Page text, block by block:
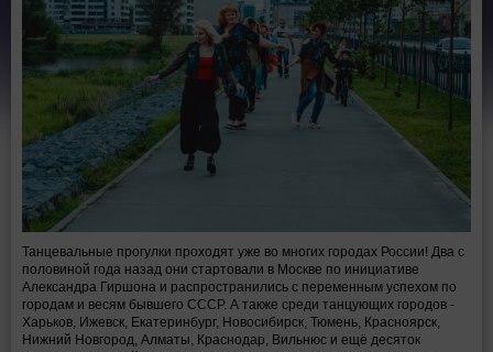
Танцевальные прогулки проходят уже во многих городах России! Два с
половиной года назад они стартовали в Москве по инициативе
Александра Гиршона и распространились с переменным успехом по
городам и весям бывшего СССР. А также среди танцующих городов -
Харьков, Ижевск, Екатеринбург, Новосибирск, Тюмень, Красноярск,
Нижний Новгород, Алматы, Краснодар, Вильнюс и ещё десяток